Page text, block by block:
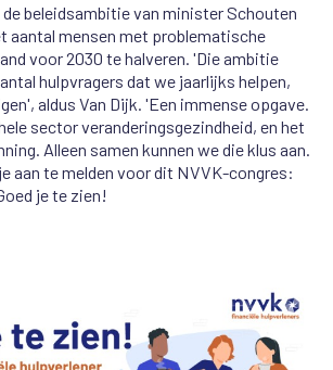
de beleidsambitie van minister Schouten
aantal mensen met problematische
voor 2030 te halveren. 'Die ambitie
hulpvragers dat we jaarlijks helpen,
aldus Van Dijk. 'Een immense opgave.
sector veranderingsgezindheid, en het
Alleen samen kunnen we die klus aan.
aan te melden voor dit NVVK-congres:
je te zien!